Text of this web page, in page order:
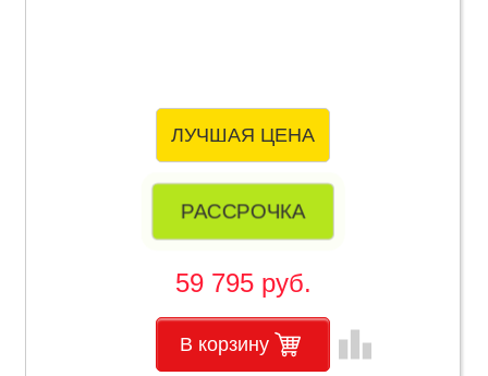
ЛУЧШАЯ ЦЕНА
РАССРОЧКА
59 795 руб.
В корзину leaderboard